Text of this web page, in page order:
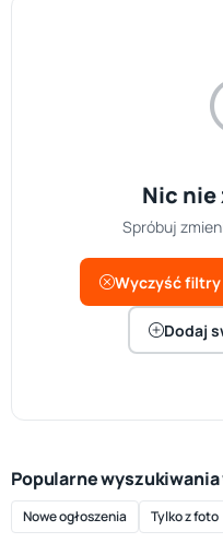
Nic
Spróbuj
Wyczyść filtry
Dodaj
Popularne
Nowe ogłoszenia Tylko z foto